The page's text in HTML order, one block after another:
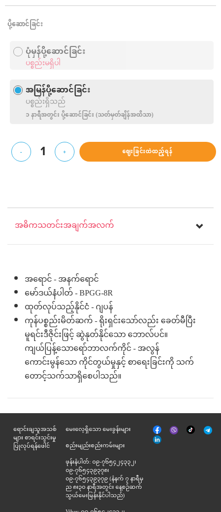
ပို့ဆောင်ခြင်း
ပုံမှန်ပို့ဆောင်ခြင်း
ပစ္စည်းမရှိပါ
အမြန်ပို့ဆောင်ခြင်း
ပစ္စည်းရှိသည်
၁ နာရီအတွင်း ပို့‌ဆောင်ခြင်း (သတ်မှတ်ချိန်အထိသာ)
- 1 + ဈေးခြင်းထဲထည့်ရန်
အဓိကသတင်းအချက်အလက်
အရောင် - အနက်ရောင်
မော်ဒယ်နံပါတ် - BPGG-8R
ထုတ်လုပ်သည့်နိုင်ငံ - ဂျပန်
ကုန်ပစ္စည်းမိတ်ဆက် - ရိုးရှင်းသော်လည်း ခေတ်မီပြီး
မူရင်းဒီဇိုင်းဖြင့် ဆွဲနုတ်နိုင်သော ဘောလ်ပင်။
ကျယ်ပြန့်သောရော်ဘာလက်ကိုင် - အလွန်
ကောင်းမွန်သော ကိုင်တွယ်မှုနှင့် စာရေးခြင်းကို သက်
တောင့်သက်သာရှိစေပါသည်။
ရောင်းချသူအသစ်
များ စာရင်းသွင်းမှု
ပြုလုပ်ရန်ဖေါင်
မေးလေ့ရှိသော မေးခွန်းများ
စည်းမျည်းစည်းကမ်းများ
ဖုန်းနံပါတ်: ၀၉-၇၆၅၄၂၄၃၃၂၊
၀၉-၇၆၅၄၃၉၃၇၈၊
၀၉-၇၆၅၄၃၉၃၇၉ (နံနက် ၇ နာရီမှ
ည ၈း၃၀ နာရီအတွင်း နေ့စဉ်ဆက်
သွယ်မေးမြန်းနိုင်ပါသည်)
မျက်နှာစာ
အုပ်
Viber Tik
Tok
နှင့်
ဆက်စပ်